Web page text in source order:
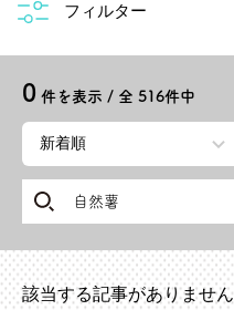
フィルター
0 件を表示 / 全 516件中
該当する記事がありません